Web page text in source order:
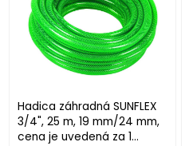
Hadica záhradná SUNFLEX
3/4", 25 m, 19 mm/24 mm,
cena je uvedená za 1